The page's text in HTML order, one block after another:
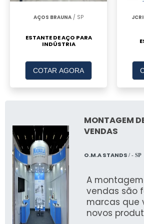
qualidade e o impacto dos
Estamos
serviços que superem as
PROCESSO DE
PLANEJAMENTO E
EXECUÇÃO DE
Etapas do Processo de
O processo de montagem de
AÇOS BRAUNA / SP
ESTANTE DE AÇO PARA
INDÚSTRIA
COTAR AGORA
MONTAGEM
VENDAS
O.M.A STANDS / - SP
A
vendas são
marcas que
novos